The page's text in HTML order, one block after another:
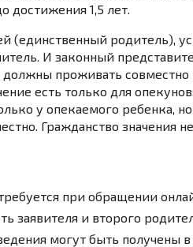
достижения 1,5 лет.
(единственный родитель),
И законный
должны проживать
есть только для
у опекаемого ребенка, но
Гражданство значения
при обращении
заявителя и второго
могут быть получены в